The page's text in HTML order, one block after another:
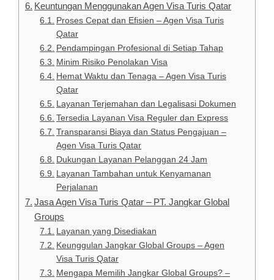
Keuntungan Menggunakan Agen Visa Turis Qatar
Proses Cepat dan Efisien – Agen Visa Turis
Qatar
Pendampingan Profesional di Setiap Tahap
Minim Risiko Penolakan Visa
Hemat Waktu dan Tenaga – Agen Visa Turis
Qatar
Layanan Terjemahan dan Legalisasi Dokumen
Tersedia Layanan Visa Reguler dan Express
Transparansi Biaya dan Status Pengajuan –
Agen Visa Turis Qatar
Dukungan Layanan Pelanggan 24 Jam
Layanan Tambahan untuk Kenyamanan
Perjalanan
Jasa Agen Visa Turis Qatar – PT. Jangkar Global
Groups
Layanan yang Disediakan
Keunggulan Jangkar Global Groups – Agen
Visa Turis Qatar
Mengapa Memilih Jangkar Global Groups? –